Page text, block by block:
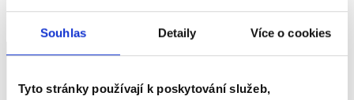
Souhlas Detaily Více o cookies
Tyto stránky používají k poskytování služeb,